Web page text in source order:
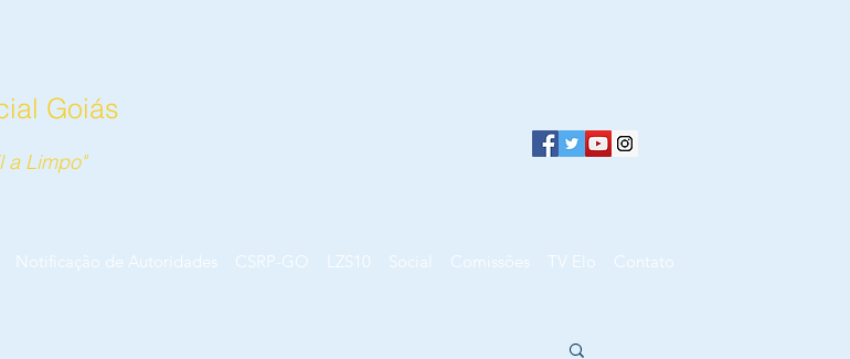
Goiás
a Limpo"
Notificação de Autoridades CSRP-GO LZS10 Social Comissões TV Elo Contato